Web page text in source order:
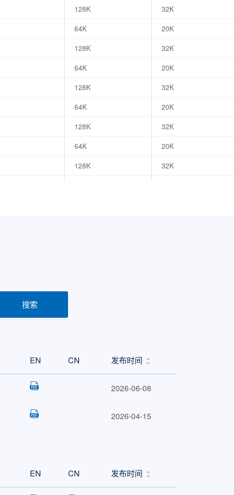
128K 32K
64K 20K
128K 32K
64K 20K
128K 32K
64K 20K
128K 32K
64K 20K
128K 32K
搜索
EN CN 发布时间
2026-06-08
2026-04-15
EN CN 发布时间